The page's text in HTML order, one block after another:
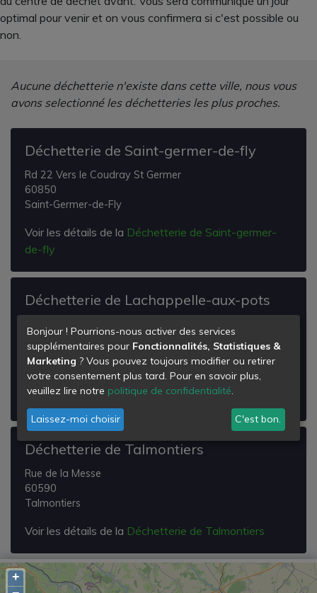
optimal pour venir et on vous confirmera si c'est possible ou
non.
Aucune déchetterie n'existe dans cette ville, nous vous
avons selectionné les déchetteries les plus proches.
Déchetterie de Saint-germer-de-fly
Rd 22 Vers le Coudray St Germer
60850
Saint-Germer-de-Fly
Voir les détails de la Déchetterie de Saint-germer-
de-fly
Déchetterie de Lachappelle-aux-pots
60650
Lachapelle-aux-Pots
Voir les détails de laDéchetterie de Lachappelle-
aux-pots
Déchetterie de Talmontiers
Rue de la Messe
60590
Talmontiers
Voir les détails de la Déchetterie de Talmontiers
+
Bonjour ! Pourrions-nous activer des services
supplémentaires pour Fonctionnalités, Statistiques &
Marketing ? Vous pouvez toujours modifier ou retirer
votre consentement plus tard. Pour en savoir plus,
veuillez lire notre politique de confidentialité.
Laissez-moi choisir C'est bon.